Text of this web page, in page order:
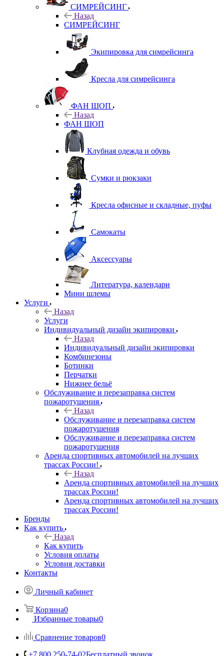
СИМРЕЙСИНГ
Назад
СИМРЕЙСИНГ
Экипировка для симрейсинга
Кресла для симрейсинга
ФАН ШОП
Назад
ФАН ШОП
Клубная одежда и обувь
Сумки и рюкзаки
Кресла офисные и складные, пуфы
Самокаты
Аксессуары
Литература, календари
Мини шлемы
Услуги
Назад
Услуги
Индивидуальный дизайн экипировки
Назад
Индивидуальный дизайн экипировки
Комбинезоны
Ботинки
Перчатки
Нижнее бельё
Обслуживание и перезаправка систем
пожаротушения
Назад
Обслуживание и перезаправка систем
пожаротушения
Обслуживание и перезаправка систем
пожаротушения
Аренда спортивных автомобилей на лучших
трассах России!
Назад
Аренда спортивных автомобилей на лучших
трассах России!
Аренда спортивных автомобилей на лучших
трассах России!
Бренды
Как купить
Назад
Как купить
Условия оплаты
Условия доставки
Контакты
Личный кабинет
Корзина0
Избранные товары0
Сравнение товаров0
+7 800 250-74-02Бесплатный звонок